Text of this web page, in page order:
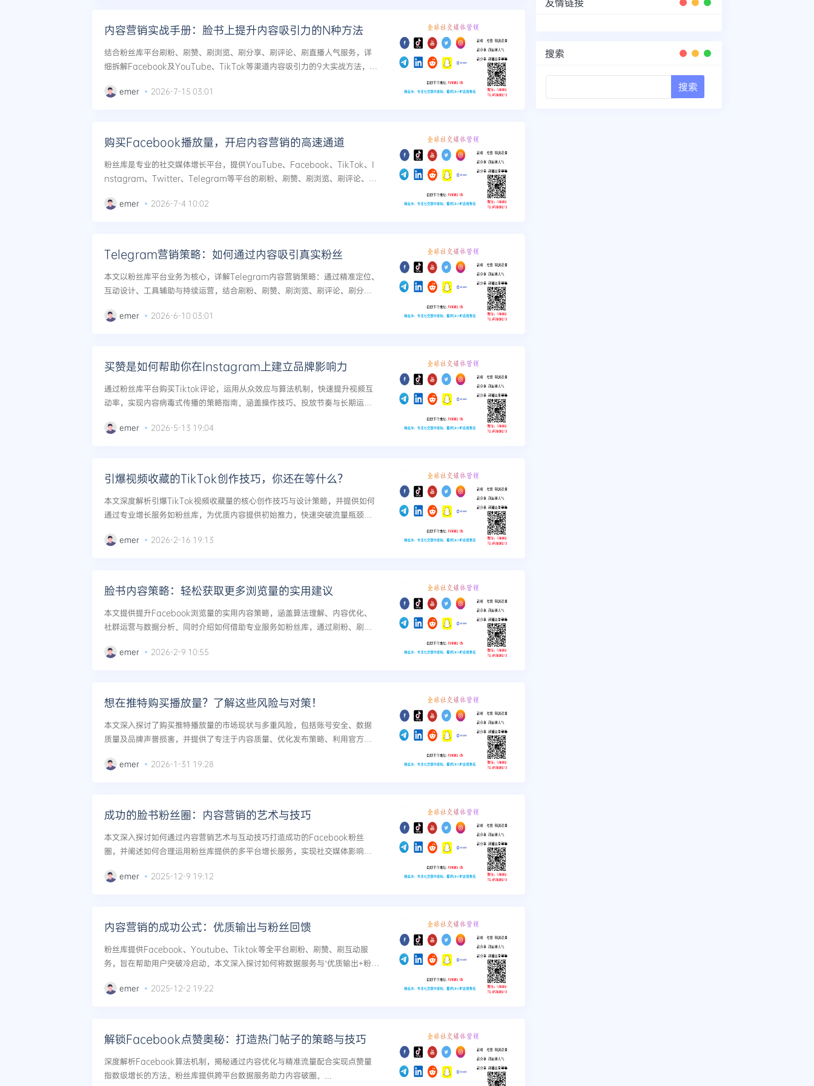
内容营销实战手册：脸书上提升内容吸引力的N种方法
结合粉丝库平台刷粉、刷赞、刷浏览、刷分享、刷评论、刷直播人气服务，详
细拆解Facebook及YouTube、TikTok等渠道内容吸引力的9大实战方法，包
账号数据与粉丝转...
emer 2026-7-15 03:01
购买Facebook播放量，开启内容营销的高速通道
粉丝库是专业的社交媒体增长平台，提供YouTube、Facebook、TikTok、I
nstagram、Twitter、Telegram等平台的刷粉、刷赞、刷浏览、刷评论、刷
emer 2026-7-4 10:02
Telegram营销策略：如何通过内容吸引真实粉丝
本文以粉丝库平台业务为核心，详解Telegram内容营销策略：通过精准定位、
互动设计、工具辅助与持续运营，结合刷粉、刷赞、刷浏览、刷评论、刷分
emer 2026-6-10 03:01
买赞是如何帮助你在Instagram上建立品牌影响力
通过粉丝库平台购买Tiktok评论，运用从众效应与算法机制，快速提升视频互
动率，实现内容病毒式传播的策略指南。涵盖操作技巧、投放节奏与长期运营
emer 2026-5-13 19:04
引爆视频收藏的TikTok创作技巧，你还在等什么？
本文深度解析引爆TikTok视频收藏量的核心创作技巧与设计策略，并提供如何
通过专业增长服务如粉丝库，为优质内容提供初始推力，快速突破流量瓶颈，
emer 2026-2-16 19:13
脸书内容策略：轻松获取更多浏览量的实用建议
本文提供提升Facebook浏览量的实用内容策略，涵盖算法理解、内容优化、
社群运营与数据分析。同时介绍如何借助专业服务如粉丝库，通过刷粉、刷
emer 2026-2-9 10:55
想在推特购买播放量？了解这些风险与对策！
本文深入探讨了购买推特播放量的市场现状与多重风险，包括账号安全、数据
质量及品牌声誉损害，并提供了专注于内容质量、优化发布策略、利用官方广
emer 2026-1-31 19:28
成功的脸书粉丝圈：内容营销的艺术与技巧
本文深入探讨如何通过内容营销艺术与互动技巧打造成功的Facebook粉丝
圈，并阐述如何合理运用粉丝库提供的多平台增长服务，实现社交媒体影响力
emer 2025-12-9 19:12
内容营销的成功公式：优质输出与粉丝回馈
粉丝库提供Facebook、Youtube、Tiktok等全平台刷粉、刷赞、刷互动服
务，旨在帮助用户突破冷启动。本文深入探讨如何将数据服务与‘优质输出+粉丝
emer 2025-12-2 19:22
解锁Facebook点赞奥秘：打造热门帖子的策略与技巧
深度解析Facebook算法机制，揭秘通过内容优化与精准流量配合实现点赞量
指数级增长的方法。粉丝库提供跨平台数据服务助力内容破圈。...
搜索